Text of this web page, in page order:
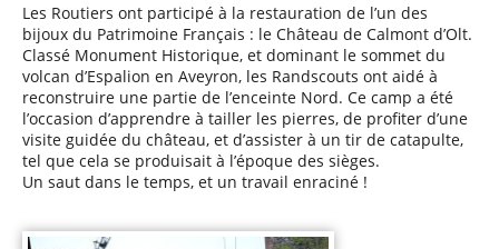
Les Routiers ont participé à la restauration de l’un des
bijoux du Patrimoine Français : le Château de Calmont d’Olt.
Classé Monument Historique, et dominant le sommet du
volcan d’Espalion en Aveyron, les Randscouts ont aidé à
reconstruire une partie de l’enceinte Nord. Ce camp a été
l’occasion d’apprendre à tailler les pierres, de profiter d’une
visite guidée du château, et d’assister à un tir de catapulte,
tel que cela se produisait à l’époque des sièges.
Un saut dans le temps, et un travail enraciné !